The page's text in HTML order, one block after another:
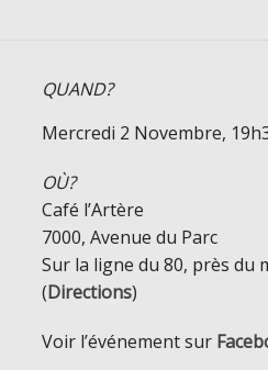
QUAND?
Mercredi 2 Novembre,
OÙ?
Café l’Artère
7000, Avenue du Parc
Sur la ligne du 80, près du
(Directions)
Voir l’événement sur